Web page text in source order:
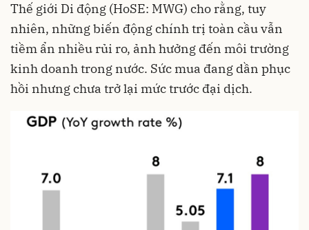
Thế giới Di động (HoSE: MWG) cho rằng, tuy
nhiên, những biến động chính trị toàn cầu vẫn
tiềm ẩn nhiều rủi ro, ảnh hưởng đến môi trường
kinh doanh trong nước. Sức mua đang dần phục
hồi nhưng chưa trở lại mức trước đại dịch.